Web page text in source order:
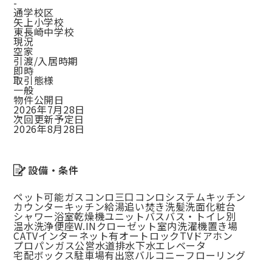
通学校区
矢上小学校
東長崎中学校
現況
空家
引渡/入居時期
即時
取引態様
一般
物件公開日
2026年7月28日
次回更新予定日
2026年8月28日
設備・条件
ペット可能ガスコンロ三口コンロ システムキッチン
カウンターキッチン給湯追い焚き洗髪洗面化粧台
シャワー浴室乾燥機ユニットバスバス・トイレ別
温水洗浄便座W.INクローゼット室内洗濯機置き場
CATVインターネット有オートロックTVドアホン
プロパンガス公営水道排水下水エレベータ
宅配ボックス駐車場有出窓バルコニーフローリング